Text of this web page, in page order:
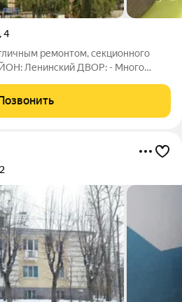
,4
ремонтом, секционного
Ленинский ДВОР: - Много
года в комнате тепло, сторона